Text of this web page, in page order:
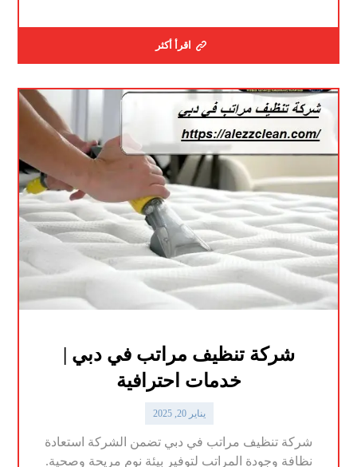
اقرأ أكثر
شركة تنظيف مراتب في دبي |
خدمات احترافية
يناير 20, 2025
شركة تنظيف مراتب في دبي تضمن الشركة استعادة
نظافة وجودة المراتب لتوفير بيئة نوم مريحة وصحية.